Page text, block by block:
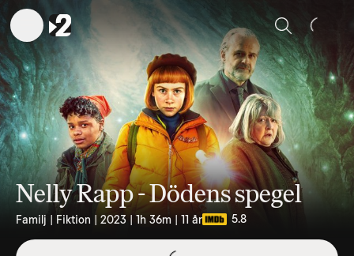
Sök
Nelly Rapp - Dödens spegel
Familj | Fiktion | 2023 | 1h 36m | 11 år 5.8